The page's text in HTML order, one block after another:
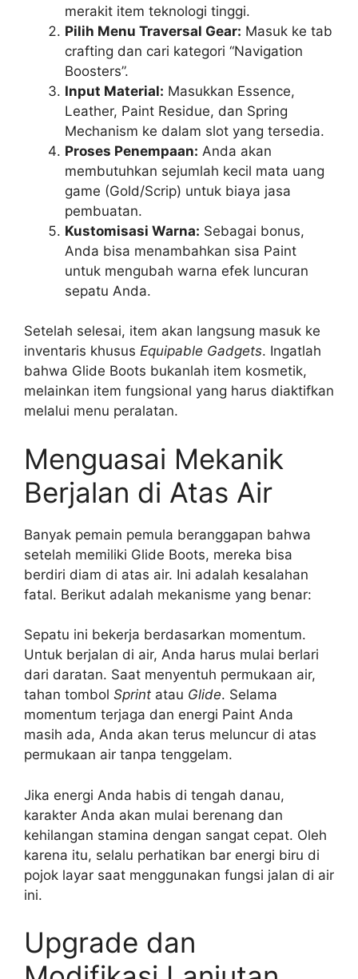
merakit item teknologi tinggi.
Pilih Menu Traversal Gear: Masuk ke tab
crafting dan cari kategori “Navigation
Boosters”.
Input Material: Masukkan Essence,
Leather, Paint Residue, dan Spring
Mechanism ke dalam slot yang tersedia.
Proses Penempaan: Anda akan
membutuhkan sejumlah kecil mata uang
game (Gold/Scrip) untuk biaya jasa
pembuatan.
Kustomisasi Warna: Sebagai bonus,
Anda bisa menambahkan sisa Paint
untuk mengubah warna efek luncuran
sepatu Anda.
Setelah selesai, item akan langsung masuk ke
inventaris khusus Equipable Gadgets. Ingatlah
bahwa Glide Boots bukanlah item kosmetik,
melainkan item fungsional yang harus diaktifkan
melalui menu peralatan.
Menguasai Mekanik
Berjalan di Atas Air
Banyak pemain pemula beranggapan bahwa
setelah memiliki Glide Boots, mereka bisa
berdiri diam di atas air. Ini adalah kesalahan
fatal. Berikut adalah mekanisme yang benar:
Sepatu ini bekerja berdasarkan momentum.
Untuk berjalan di air, Anda harus mulai berlari
dari daratan. Saat menyentuh permukaan air,
tahan tombol Sprint atau Glide. Selama
momentum terjaga dan energi Paint Anda
masih ada, Anda akan terus meluncur di atas
permukaan air tanpa tenggelam.
Jika energi Anda habis di tengah danau,
karakter Anda akan mulai berenang dan
kehilangan stamina dengan sangat cepat. Oleh
karena itu, selalu perhatikan bar energi biru di
pojok layar saat menggunakan fungsi jalan di air
ini.
Upgrade dan